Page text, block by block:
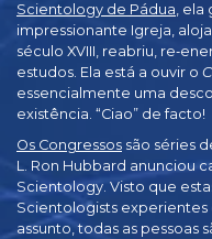
Scientology de Pádua ,
impressionante Igreja,
século XVIII , reabriu,
estudos. Ela está a ouvir o
essencialmente uma
existência. “Ciao” de facto!
Os Congressos são séries
L. Ron Hubbard anunciou
Scientology. Visto que
Scientologists experientes
assunto, todas as pessoas